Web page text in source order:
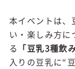
本イベントは、
い・楽しみ方
る 「豆乳3種飲
入りの豆乳に“